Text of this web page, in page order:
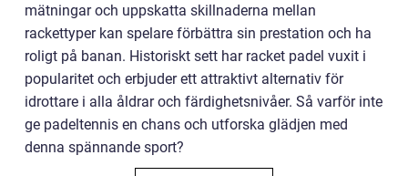
mätningar och uppskatta skillnaderna mellan
rackettyper kan spelare förbättra sin prestation och ha
roligt på banan. Historiskt sett har racket padel vuxit i
popularitet och erbjuder ett attraktivt alternativ för
idrottare i alla åldrar och färdighetsnivåer. Så varför inte
ge padeltennis en chans och utforska glädjen med
denna spännande sport?